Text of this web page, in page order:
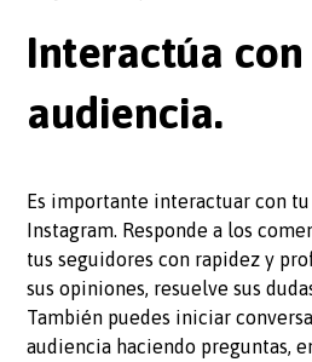
Interactúa
audiencia.
Es importante interactuar con
Instagram. Responde a los
tus seguidores con rapidez y
sus opiniones, resuelve sus
También puedes iniciar
audiencia haciendo preguntas,